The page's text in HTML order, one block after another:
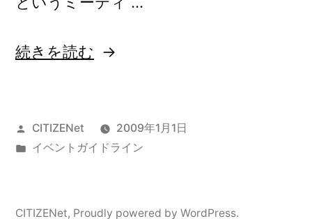
“移
用
ン
続きを読む
投
稿
CITIZENet
2009年1月1日
カ
リ
イベントガイドライン
CITIZENet, Proudly powered by WordPress.